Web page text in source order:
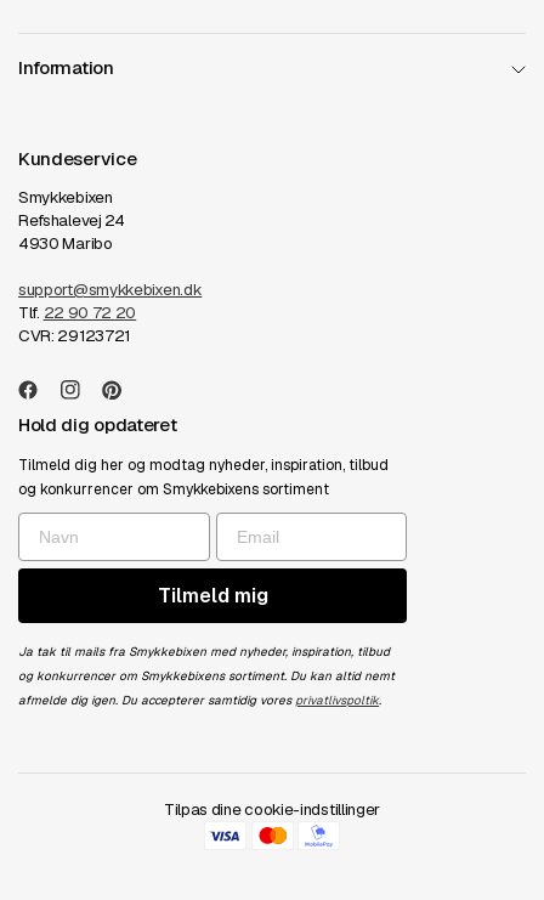
Information
Kundeservice
Smykkebixen
Refshalevej 24
4930 Maribo
support@smykkebixen.dk
Tlf. 22 90 72 20
CVR: 29123721
Hold dig opdateret
Tilmeld dig her og modtag nyheder, inspiration, tilbud
og konkurrencer om Smykkebixens sortiment
Tilmeld mig
Ja tak til mails fra Smykkebixen med nyheder, inspiration, tilbud
og konkurrencer om Smykkebixens sortiment. Du kan altid nemt
afmelde dig igen. Du accepterer samtidig vores privatlivspoltik.
Tilpas dine cookie-indstillinger